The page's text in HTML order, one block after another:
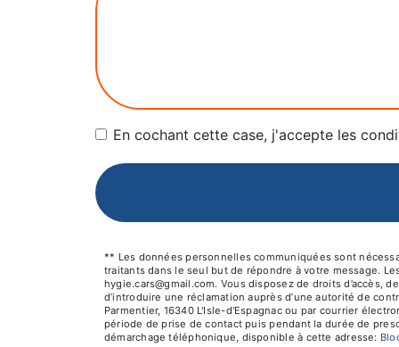
En cochant cette case, j'accepte les
** Les données personnelles communiquées sont
traitants dans le seul but de répondre à votre message.
hygie.cars@gmail.com. Vous disposez de droits
d’introduire une réclamation auprès d’une autorité de
Parmentier, 16340 L'Isle-d'Espagnac ou par courrier
période de prise de contact puis pendant la durée de
démarchage téléphonique, disponible à cette adresse: